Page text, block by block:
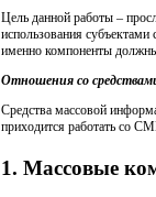
Цель данной работы –
использования
именно компоненты
Отношения со
Средства массовой
приходится работать со
1. Массовые